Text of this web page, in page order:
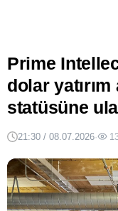
Prime
dolar
statüsüne
21:30 / 08.07.2026·